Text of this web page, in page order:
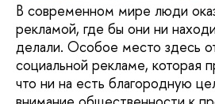
В современном мире люди
рекламой, где бы они ни
делали. Особое место здесь
социальной рекламе, которая
что ни на есть благородную